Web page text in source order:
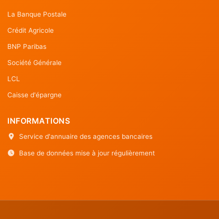
La Banque Postale
Crédit Agricole
BNP Paribas
Société Générale
LCL
Caisse d'épargne
INFORMATIONS
Service d'annuaire des agences bancaires
Base de données mise à jour régulièrement